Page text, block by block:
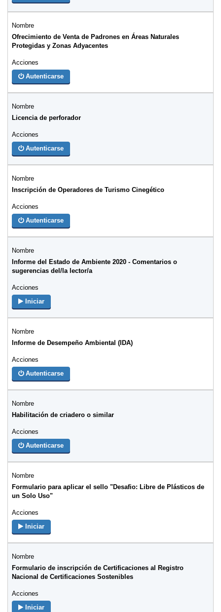
Ofrecimiento de Venta de Padrones en Áreas Naturales
Protegidas y Zonas Adyacentes
Autenticarse
Licencia de perforador
Autenticarse
Inscripción de Operadores de Turismo Cinegético
Autenticarse
Informe del Estado de Ambiente 2020 - Comentarios o
sugerencias del/la lector/a
Iniciar
Informe de Desempeño Ambiental (IDA)
Autenticarse
Habilitación de criadero o similar
Autenticarse
Formulario para aplicar el sello "Desafio: Libre de Plásticos de
un Solo Uso"
Iniciar
Formulario de inscripción de Certificaciones al Registro
Nacional de Certificaciones Sostenibles
Iniciar